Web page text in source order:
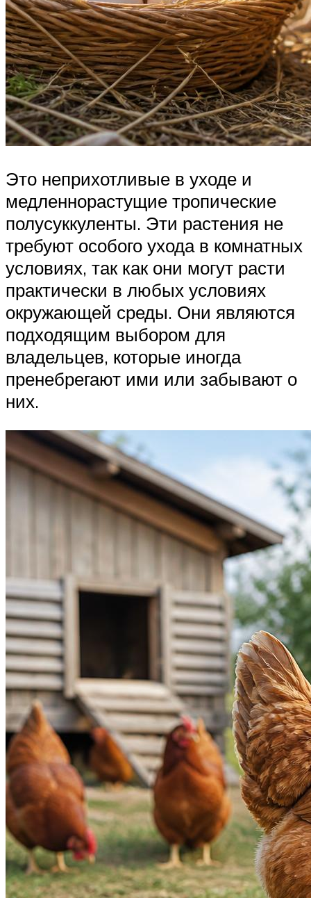
Это неприхотливые в уходе и
медленнорастущие тропические
полусуккуленты. Эти растения не
требуют особого ухода в комнатных
условиях, так как они могут расти
практически в любых условиях
окружающей среды. Они являются
подходящим выбором для
владельцев, которые иногда
пренебрегают ими или забывают о
них.